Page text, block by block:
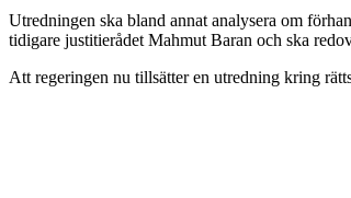
Utredningen ska bland annat analysera om
tidigare justitierådet Mahmut Baran och ska
Att regeringen nu tillsätter en utredning kring